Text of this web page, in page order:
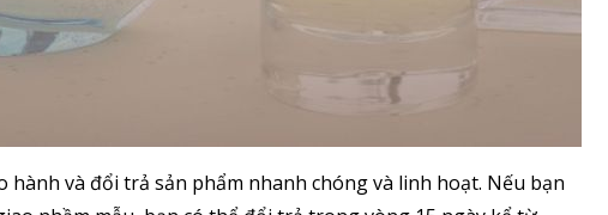
hành và đổi trả sản phẩm nhanh chóng và linh hoạt. Nếu bạn